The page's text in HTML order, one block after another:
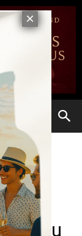
pentru